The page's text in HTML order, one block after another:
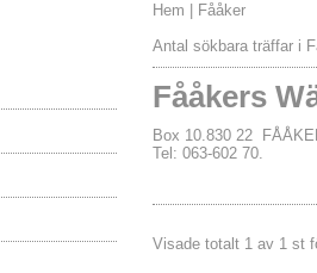
Hem | Fååker
Antal sökbara träffar i
Fååkers
Box 10.830 22
Tel: 063-602 70.
Visade totalt 1 av 1 st